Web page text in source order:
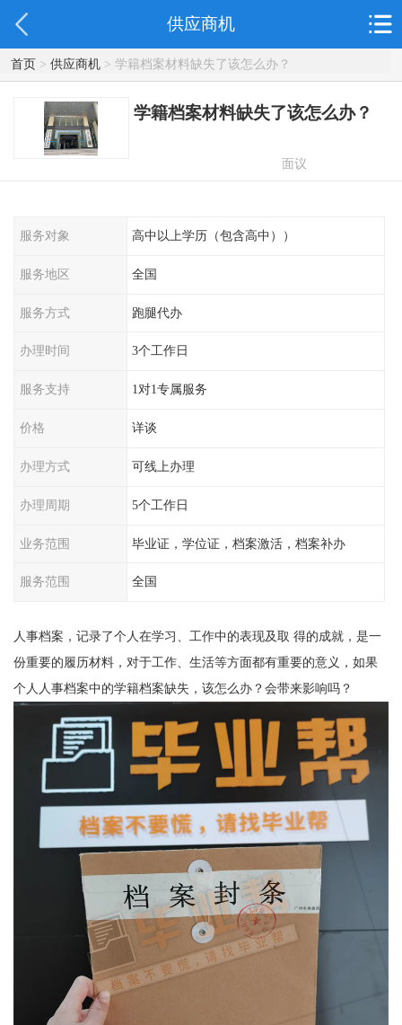
供应商机
首页> 供应商机> 学籍档案材料缺失了该怎么办？
学籍档案材料缺失了该怎么办？
面议
服务对象 高中以上学历（包含高中））
服务地区 全国
服务方式 跑腿代办
办理时间 3个工作日
服务支持 1对1专属服务
价格 详谈
办理方式 可线上办理
办理周期 5个工作日
业务范围 毕业证，学位证，档案激活，档案补办
服务范围 全国
人事档案，记录了个人在学习、工作中的表现及取 得的成就，是一
份重要的履历材料，对于工作、生活等方面都有重要的意义，如果
个人人事档案中的学籍档案缺失，该怎么办？会带来影响吗？